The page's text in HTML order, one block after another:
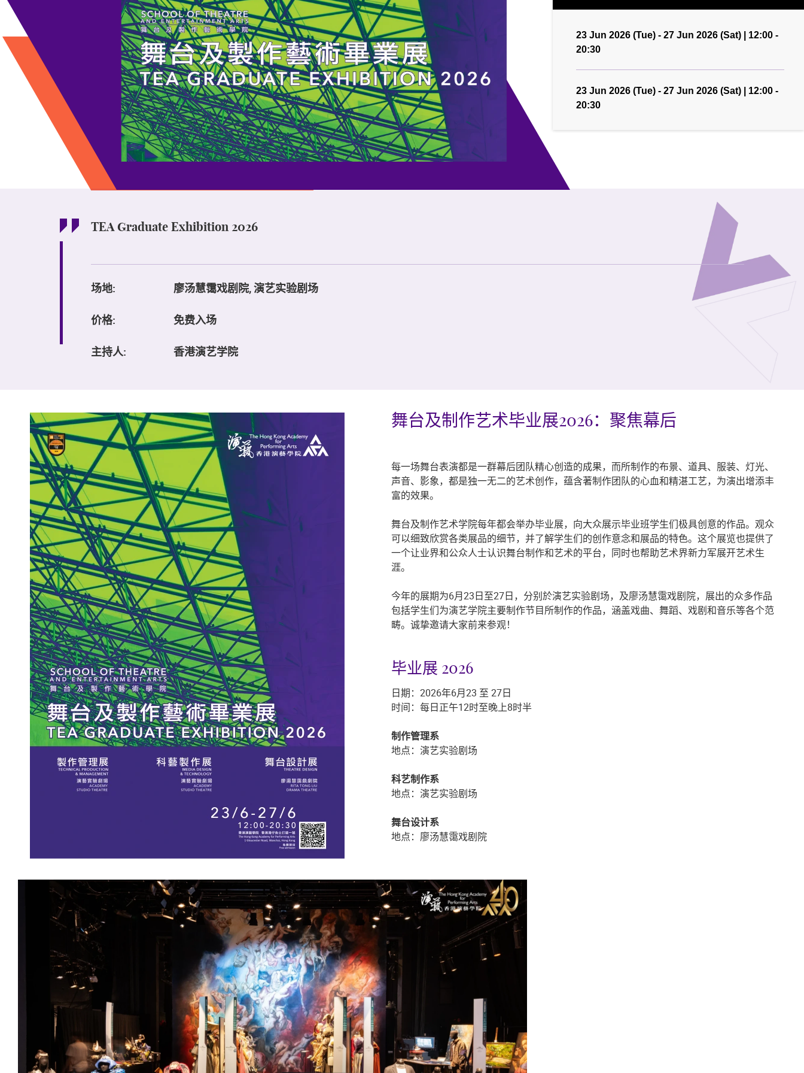
23 Jun 2026 (Tue) - 27 Jun 2026 (Sat) | 12:00 -
20:30
23 Jun 2026 (Tue) - 27 Jun 2026 (Sat) | 12:00 -
20:30
TEA Graduate Exhibition 2026
场地: 廖汤慧霭戏剧院, 演艺实验剧场
价格: 免费入场
主持人: 香港演艺学院
舞台及制作艺术毕业展2026：聚焦幕后
每一场舞台表演都是一群幕后团队精心创造的成果，而所制作的布景、道具、服装、灯光、
声音、影象，都是独一无二的艺术创作，蕴含著制作团队的心血和精湛工艺，为演出增添丰
富的效果。
舞台及制作艺术学院每年都会举办毕业展，向大众展示毕业班学生们极具创意的作品。观众
可以细致欣赏各类展品的细节，并了解学生们的创作意念和展品的特色。这个展览也提供了
一个让业界和公众人士认识舞台制作和艺术的平台，同时也帮助艺术界新力军展开艺术生
涯。
今年的展期为6月23日至27日，分别於演艺实验剧场，及廖汤慧霭戏剧院，展出的众多作品
包括学生们为演艺学院主要制作节目所制作的作品，涵盖戏曲、舞蹈、戏剧和音乐等各个范
畴。诚挚邀请大家前来参观！
毕业展 2026
日期：2026年6月23 至 27日
时间：每日正午12时至晚上8时半
制作管理系
地点：演艺实验剧场
科艺制作系
地点：演艺实验剧场
舞台设计系
地点：廖汤慧霭戏剧院